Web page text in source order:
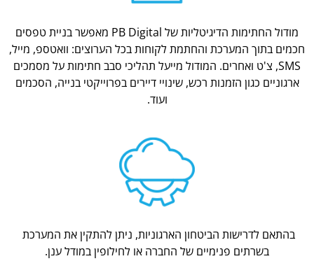
מודול החתימות הדיגיטליות של PB Digital מאפשר בניית טפסים
חכמים בתוך המערכת והחתמת לקוחות בכל הערוצים: וואטספ, מייל,
SMS, צ'ט ואחרים. המודול מייעל תהליכי סבב חתימות על מסמכים
ארגוניים כגון הזמנות רכש, שינויי דיירים בפרוייקטי בנייה, הסכמים
ועוד.
בהתאם לדרישות הביטחון הארגוניות, ניתן להתקין את המערכת
בשרתים פנימיים של החברה או לחילופין במודל ענן.